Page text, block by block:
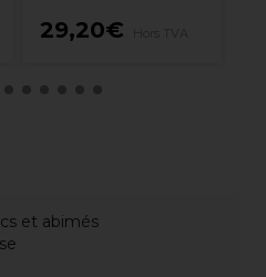
29,20€
et abimés